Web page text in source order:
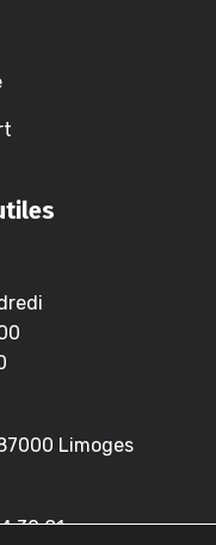
Limoges